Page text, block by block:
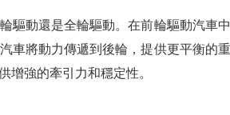
驅動還是全輪驅動。在前輪驅動汽車
車將動力傳遞到後輪，提供更平衡的
增強的牽引力和穩定性。